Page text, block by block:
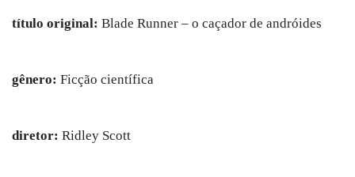
título original: Blade Runner – o caçador de andróides
gênero: Ficção científica
diretor: Ridley Scott